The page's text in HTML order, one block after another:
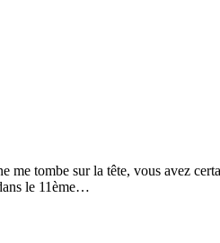
tombe sur la tête, vous avez
le 11ème…